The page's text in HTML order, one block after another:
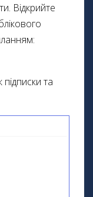
Відкрийте
та